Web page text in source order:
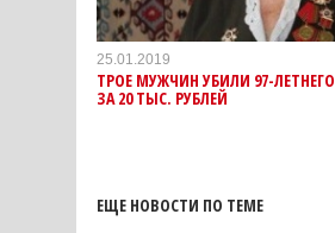
25.01.2019
ТРОЕ МУЖЧИН УБИЛИ 97-
ЗА 20 ТЫС. РУБЛЕЙ
ЕЩЕ НОВОСТИ ПО ТЕМЕ